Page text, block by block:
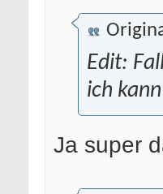
Edit:
ich
Ja super